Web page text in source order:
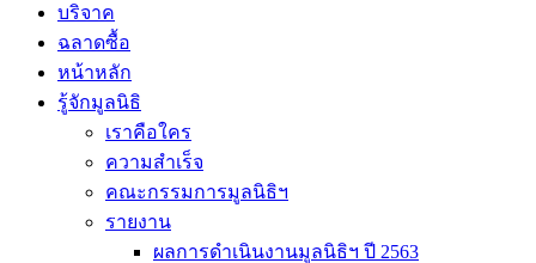
บริจาค
ฉลาดซื้อ
หน้าหลัก
รู้จักมูลนิธิ
เราคือใคร
ความสำเร็จ
คณะกรรมการมูลนิธิฯ
รายงาน
ผลการดำเนินงานมูลนิธิฯ ปี 2563